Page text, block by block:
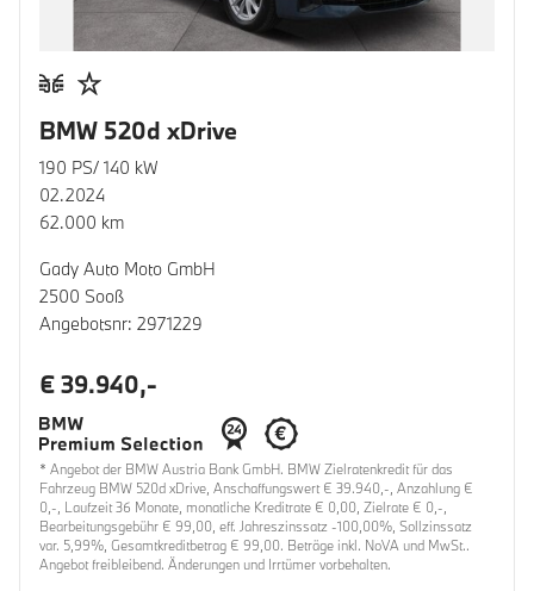
BMW 520d xDrive
190 PS/ 140 kW
02.2024
62.000 km
Gady Auto Moto GmbH
2500 Sooß
Angebotsnr: 2971229
€ 39.940,-
* Angebot der BMW Austria Bank GmbH. BMW Zielratenkredit für das
Fahrzeug BMW 520d xDrive, Anschaffungswert € 39.940,-, Anzahlung €
0,-, Laufzeit 36 Monate, monatliche Kreditrate € 0,00, Zielrate € 0,-,
Bearbeitungsgebühr € 99,00, eff. Jahreszinssatz -100,00%, Sollzinssatz
var. 5,99%, Gesamtkreditbetrag € 99,00. Beträge inkl. NoVA und MwSt..
Angebot freibleibend. Änderungen und Irrtümer vorbehalten.